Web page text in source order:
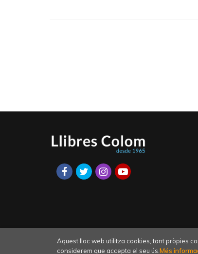
Aquest lloc web utilitza cookies, tant pròpies
considerem que accepta el seu ús.Més